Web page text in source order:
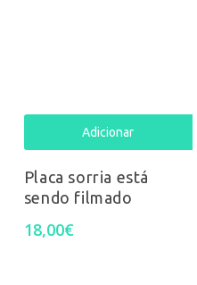
Adicionar
Placa sorria está
sendo filmado
18,00€